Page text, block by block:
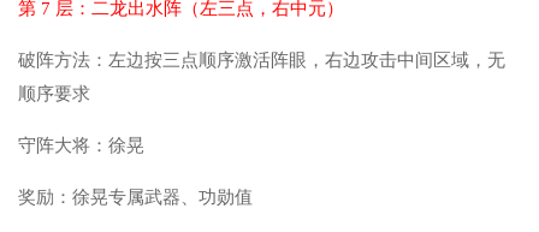
第 7 层：二龙出水阵（左三点，右中元）
破阵方法：左边按三点顺序激活阵眼，右边攻击中间区域，无
顺序要求
守阵大将：徐晃
奖励：徐晃专属武器、功勋值